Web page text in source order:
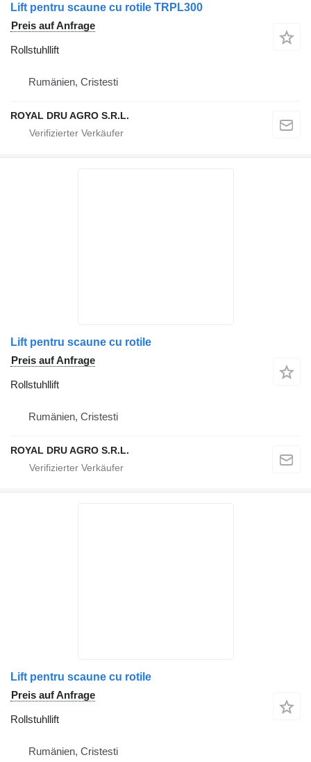
Lift pentru scaune cu rotile TRPL300
Preis auf Anfrage
Rollstuhllift
Rumänien, Cristesti
ROYAL DRU AGRO S.R.L.
Lift pentru scaune cu rotile
Preis auf Anfrage
Rollstuhllift
Rumänien, Cristesti
ROYAL DRU AGRO S.R.L.
Lift pentru scaune cu rotile
Preis auf Anfrage
Rollstuhllift
Rumänien, Cristesti